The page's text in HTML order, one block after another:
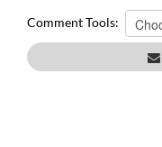
Comment Tools: